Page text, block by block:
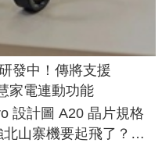
發中！傳將支援
家電連動功能
設計圖 A20 晶片規格
山寨機要起飛了？專